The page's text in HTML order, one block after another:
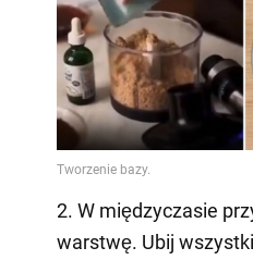
2. W międzyczasie
warstwę. Ubij